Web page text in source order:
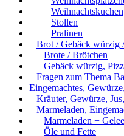
Weihnachtskuchen
Stollen
Pralinen
Brot / Gebäck würzig
Brote / Brötchen
Gebäck würzig,
Fragen zum Thema
Eingemachtes,
Kräuter, Gewürze,
Marmeladen,
Marmeladen +
Öle und Fette